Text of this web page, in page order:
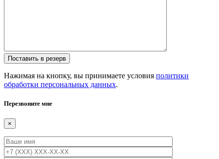
Нажимая на кнопку, вы принимаете условия политики
обработки персональных данных.
Перезвоните мне
×